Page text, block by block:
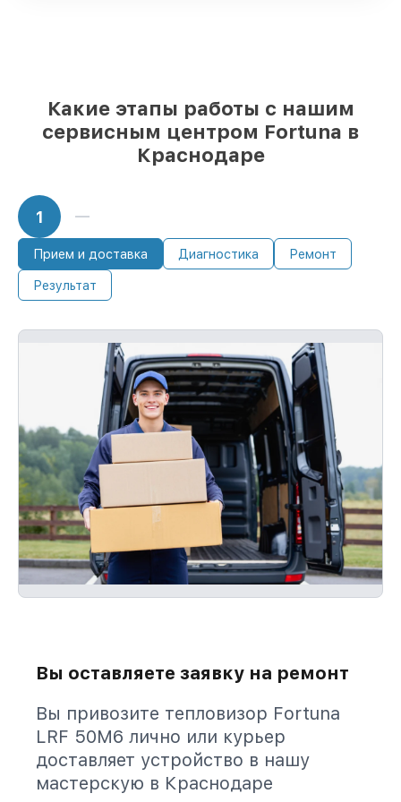
Какие этапы работы с нашим
сервисным центром Fortuna в
Краснодаре
1
Прием и доставка Диагностика Ремонт
Результат
Вы оставляете заявку на ремонт
Вы привозите тепловизор Fortuna
LRF 50M6 лично или курьер
доставляет устройство в нашу
мастерскую в Краснодаре